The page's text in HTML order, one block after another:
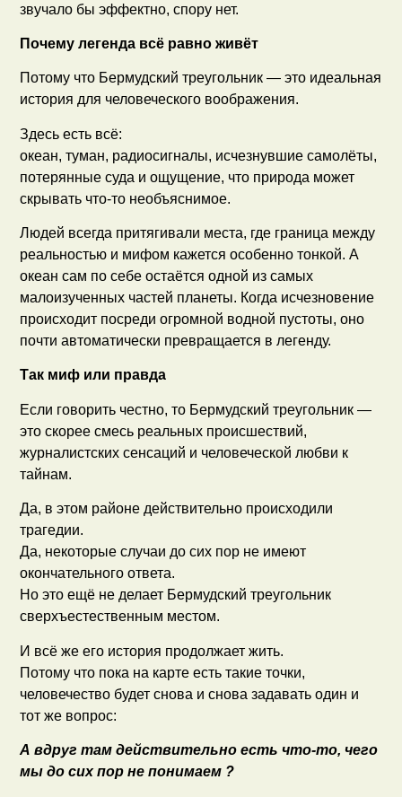
звучало бы эффектно, спору нет.
Почему легенда всё равно живёт
Потому что Бермудский треугольник — это идеальная
история для человеческого воображения.
Здесь есть всё:
океан, туман, радиосигналы, исчезнувшие самолёты,
потерянные суда и ощущение, что природа может
скрывать что-то необъяснимое.
Людей всегда притягивали места, где граница между
реальностью и мифом кажется особенно тонкой. А
океан сам по себе остаётся одной из самых
малоизученных частей планеты. Когда исчезновение
происходит посреди огромной водной пустоты, оно
почти автоматически превращается в легенду.
Так миф или правда
Если говорить честно, то Бермудский треугольник —
это скорее смесь реальных происшествий,
журналистских сенсаций и человеческой любви к
тайнам.
Да, в этом районе действительно происходили
трагедии.
Да, некоторые случаи до сих пор не имеют
окончательного ответа.
Но это ещё не делает Бермудский треугольник
сверхъестественным местом.
И всё же его история продолжает жить.
Потому что пока на карте есть такие точки,
человечество будет снова и снова задавать один и
тот же вопрос:
А вдруг там действительно есть что-то, чего
мы до сих пор не понимаем ?